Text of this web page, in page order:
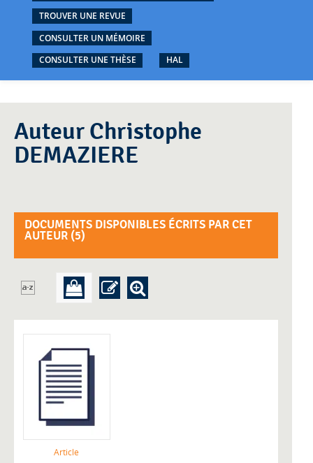
TROUVER UNE REVUE
CONSULTER UN MÉMOIRE
CONSULTER UNE THÈSE
HAL
Auteur Christophe
DEMAZIERE
DOCUMENTS DISPONIBLES ÉCRITS PAR CET
AUTEUR (5)
Article